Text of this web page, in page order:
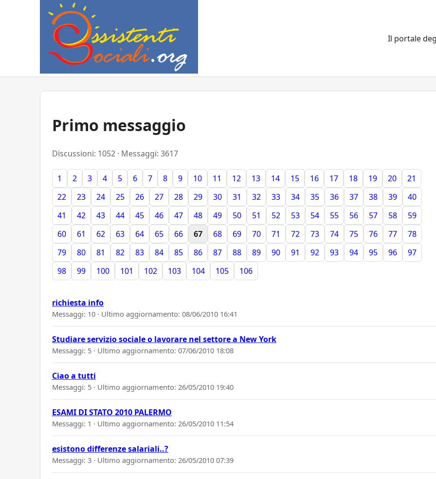
Il portale
Primo messaggio
Discussioni: 1052 · Messaggi: 3617
1 2 3 4 5 6 7 8 9 10 11 12 13 14 15 16 17 18 19 20
21
22
23 24 25 26 27 28 29 30 31 32 33 34 35 36 37 38 39
40
41
42 43 44 45 46 47 48 49 50 51 52 53 54 55 56 57 58
59
60
61 62 63 64 65 66 67 68 69 70 71 72 73 74 75 76 77
78
79
80 81 82 83 84 85 86 87 88 89 90 91 92 93 94 95 96
97
98
99 100 101 102 103 104 105 106
richiesta info
Messaggi: 10 · Ultimo aggiornamento: 08/06/2010 16:41
Studiare servizio sociale o lavorare nel settore a New York
Messaggi: 5 · Ultimo aggiornamento: 07/06/2010 18:08
Ciao a tutti
Messaggi: 5 · Ultimo aggiornamento: 26/05/2010 19:40
ESAMI DI STATO 2010 PALERMO
Messaggi: 1 · Ultimo aggiornamento: 26/05/2010 11:54
esistono differenze salariali..?
Messaggi: 3 · Ultimo aggiornamento: 26/05/2010 07:39